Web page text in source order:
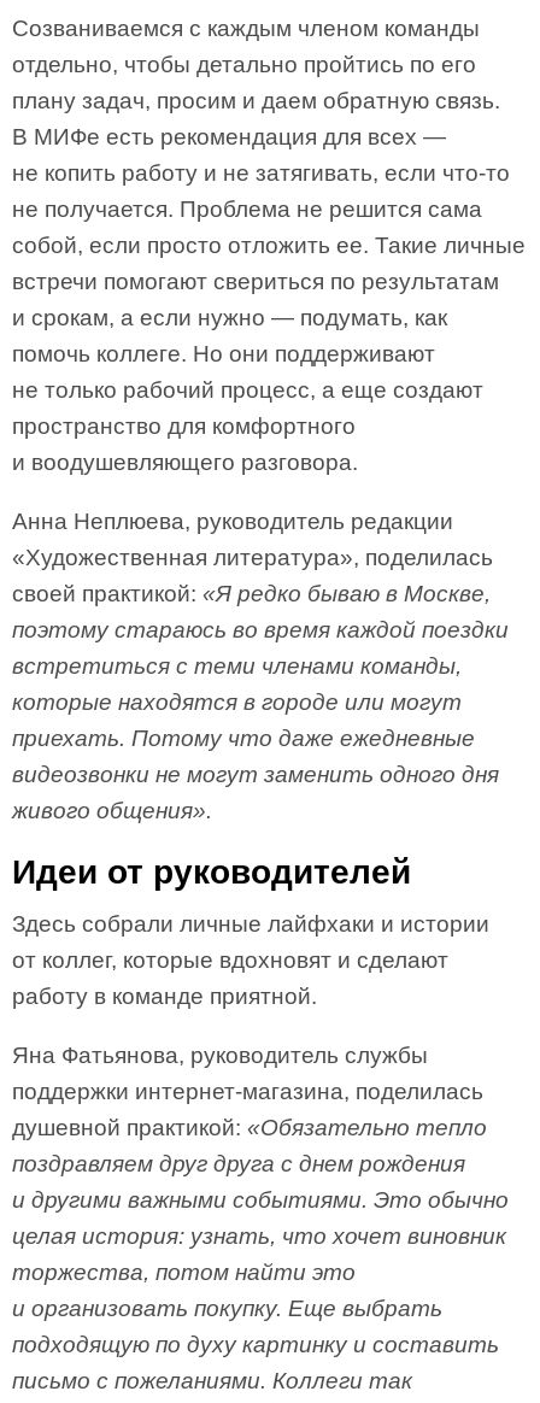
Созваниваемся с каждым членом команды
отдельно, чтобы детально пройтись по его
плану задач, просим и даем обратную связь.
В МИФе есть рекомендация для всех —
не копить работу и не затягивать, если что-то
не получается. Проблема не решится сама
собой, если просто отложить ее. Такие личные
встречи помогают свериться по результатам
и срокам, а если нужно — подумать, как
помочь коллеге. Но они поддерживают
не только рабочий процесс, а еще создают
пространство для комфортного
и воодушевляющего разговора.
Анна Неплюева, руководитель редакции
«‎Художественная литература», поделилась
своей практикой: «Я редко бываю в Москве,
поэтому стараюсь во время каждой поездки
встретиться с теми членами команды,
которые находятся в городе или могут
приехать. Потому что даже ежедневные
видеозвонки не могут заменить одного дня
живого общения».
Идеи от руководителей
Здесь собрали личные лайфхаки и истории
от коллег, которые вдохновят и сделают
работу в команде приятной.
Яна Фатьянова, руководитель службы
поддержки интернет-магазина, поделилась
душевной практикой: «Обязательно тепло
поздравляем друг друга с днем рождения
и другими важными событиями. Это обычно
целая история: узнать, что хочет виновник
торжества, потом найти это
и организовать покупку. Еще выбрать
подходящую по духу картинку и составить
письмо с пожеланиями. Коллеги так